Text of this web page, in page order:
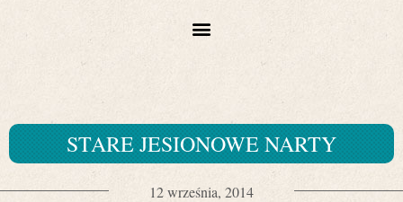
STARE JESIONOWE NARTY
12 września, 2014